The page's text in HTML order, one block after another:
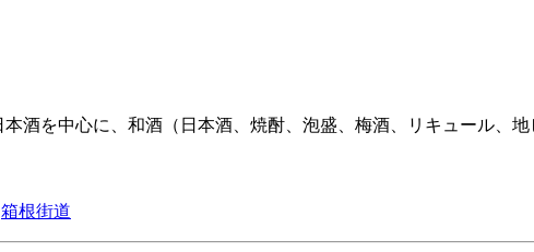
酒を中心に、和酒（日本酒、焼酎、泡盛、梅酒、リキュール、
箱根街道